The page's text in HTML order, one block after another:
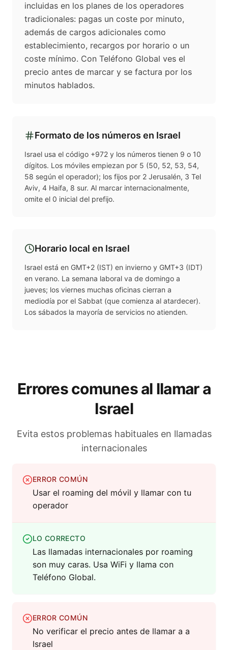
incluidas en los planes de los operadores
tradicionales: pagas un coste por minuto,
además de cargos adicionales como
establecimiento, recargos por horario o un
coste mínimo. Con Teléfono Global ves el
precio antes de marcar y se factura por los
minutos hablados.
Formato de los números en Israel
Israel usa el código +972 y los números tienen 9 o 10
dígitos. Los móviles empiezan por 5 (50, 52, 53, 54,
58 según el operador); los fijos por 2 Jerusalén, 3 Tel
Aviv, 4 Haifa, 8 sur. Al marcar internacionalmente,
omite el 0 inicial del prefijo.
Horario local en Israel
Israel está en GMT+2 (IST) en invierno y GMT+3 (IDT)
en verano. La semana laboral va de domingo a
jueves; los viernes muchas oficinas cierran a
mediodía por el Sabbat (que comienza al atardecer).
Los sábados la mayoría de servicios no atienden.
Errores comunes al llamar a
Israel
Evita estos problemas habituales en llamadas
internacionales
ERROR COMÚN
Usar el roaming del móvil y llamar con tu
operador
LO CORRECTO
Las llamadas internacionales por roaming
son muy caras. Usa WiFi y llama con
Teléfono Global.
ERROR COMÚN
No verificar el precio antes de llamar a a
Israel